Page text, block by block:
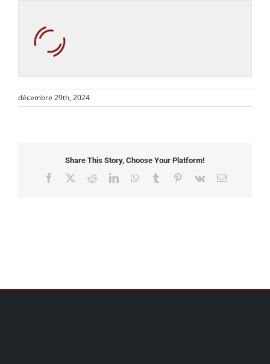
décembre 29th, 2024
Share This Story, Choose Your Platform!
Facebook RedditLinkedInWhatsApp
Tumblr Pinterest
Vk Email